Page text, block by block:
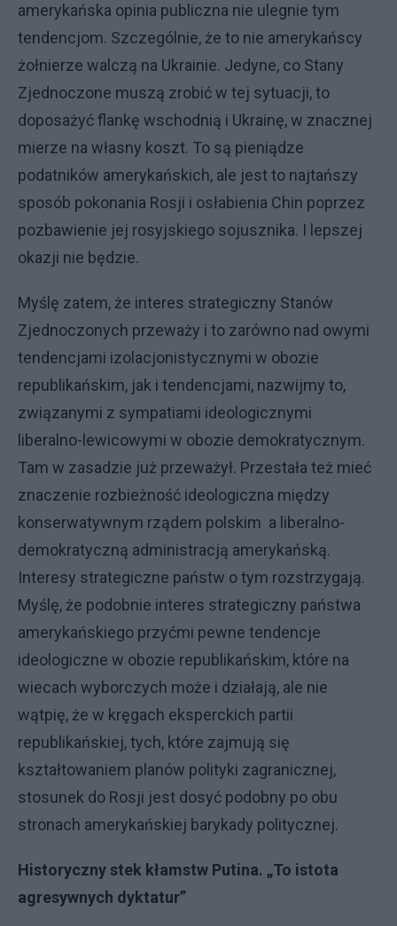
amerykańska opinia publiczna nie ulegnie tym
tendencjom. Szczególnie, że to nie amerykańscy
żołnierze walczą na Ukrainie. Jedyne, co Stany
Zjednoczone muszą zrobić w tej sytuacji, to
doposażyć flankę wschodnią i Ukrainę, w znacznej
mierze na własny koszt. To są pieniądze
podatników amerykańskich, ale jest to najtańszy
sposób pokonania Rosji i osłabienia Chin poprzez
pozbawienie jej rosyjskiego sojusznika. I lepszej
okazji nie będzie.
Myślę zatem, że interes strategiczny Stanów
Zjednoczonych przeważy i to zarówno nad owymi
tendencjami izolacjonistycznymi w obozie
republikańskim, jak i tendencjami, nazwijmy to,
związanymi z sympatiami ideologicznymi
liberalno-lewicowymi w obozie demokratycznym.
Tam w zasadzie już przeważył. Przestała też mieć
znaczenie rozbieżność ideologiczna między
konserwatywnym rządem polskim a liberalno-
demokratyczną administracją amerykańską.
Interesy strategiczne państw o tym rozstrzygają.
Myślę, że podobnie interes strategiczny państwa
amerykańskiego przyćmi pewne tendencje
ideologiczne w obozie republikańskim, które na
wiecach wyborczych może i działają, ale nie
wątpię, że w kręgach eksperckich partii
republikańskiej, tych, które zajmują się
kształtowaniem planów polityki zagranicznej,
stosunek do Rosji jest dosyć podobny po obu
stronach amerykańskiej barykady politycznej.
Historyczny stek kłamstw Putina. „To istota
agresywnych dyktatur”